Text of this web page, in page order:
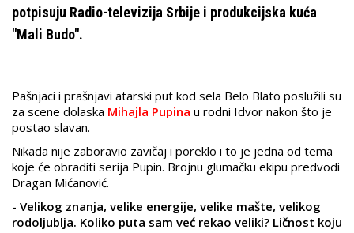
potpisuju Radio-televizija Srbije i produkcijska kuća
"Mali Budo".
Pašnjaci i prašnjavi atarski put kod sela Belo Blato poslužili su
za scene dolaska Mihajla Pupina u rodni Idvor nakon što je
postao slavan.
Nikada nije zaboravio zavičaj i poreklo i to je jedna od tema
koje će obraditi serija Pupin. Brojnu glumačku ekipu predvodi
Dragan Mićanović.
- Velikog znanja, velike energije, velike mašte, velikog
rodoljublja. Koliko puta sam već rekao veliki? Ličnost koju